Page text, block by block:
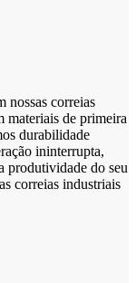
nossas correias
materiais de primeira
durabilidade
ininterrupta,
produtividade do seu
correias industriais